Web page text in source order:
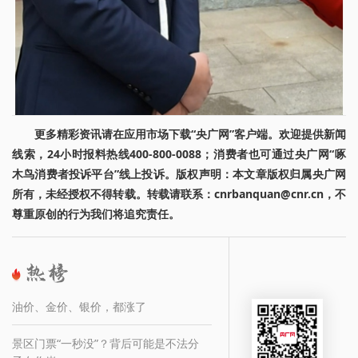
更多精彩资讯请在应用市场下载“央广网”客户端。欢迎提供新闻
线索，24小时报料热线400-800-0088；消费者也可通过央广网“啄
木鸟消费者投诉平台”线上投诉。版权声明：本文章版权归属央广网
所有，未经授权不得转载。转载请联系：cnrbanquan@cnr.cn，不
尊重原创的行为我们将追究责任。
油价、金价、银价，都涨了
景区门票“一秒没”？背后可能是不法分